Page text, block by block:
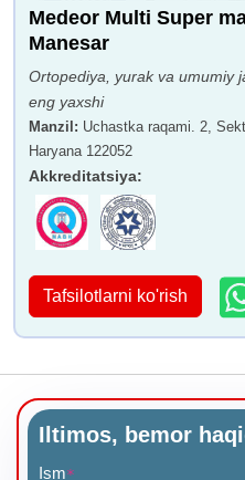
Dr. Axil Govil
Dr. Rajeev Yadav
Medeor Multi Super
Manesar
Ortopediya, yurak va umumiy
eng yaxshi
Manzil: Uchastka raqami. 2,
Haryana 122052
Akkreditatsiya:
Tafsilotlarni ko'rish
Iltimos, bemor
Ism*